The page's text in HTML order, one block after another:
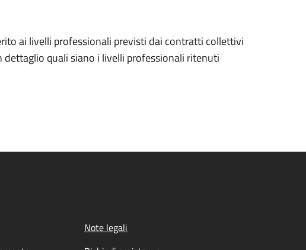
ai livelli professionali previsti dai contratti collettivi
quali siano i livelli professionali ritenuti
Note legali